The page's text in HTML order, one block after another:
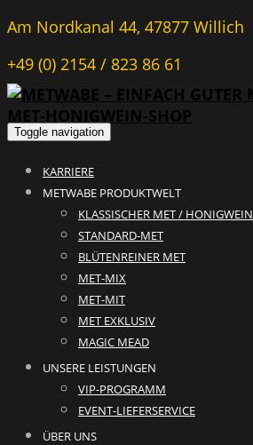
Am Nordkanal 44, 47877 Willich
+49 (0) 2154 / 823 86 61
Toggle navigation
KARRIERE
METWABE PRODUKTWELT
KLASSISCHER MET / HONIGWEIN
STANDARD-MET
BLÜTENREINER MET
MET-MIX
MET-MIT
MET EXKLUSIV
MAGIC MEAD
UNSERE LEISTUNGEN
VIP-PROGRAMM
EVENT-LIEFERSERVICE
ÜBER UNS